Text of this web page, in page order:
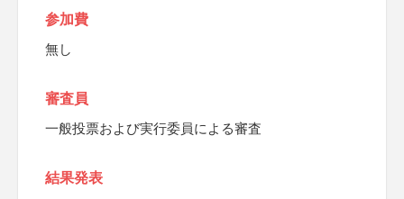
参加費
無し
審査員
一般投票および実行委員による審査
結果発表